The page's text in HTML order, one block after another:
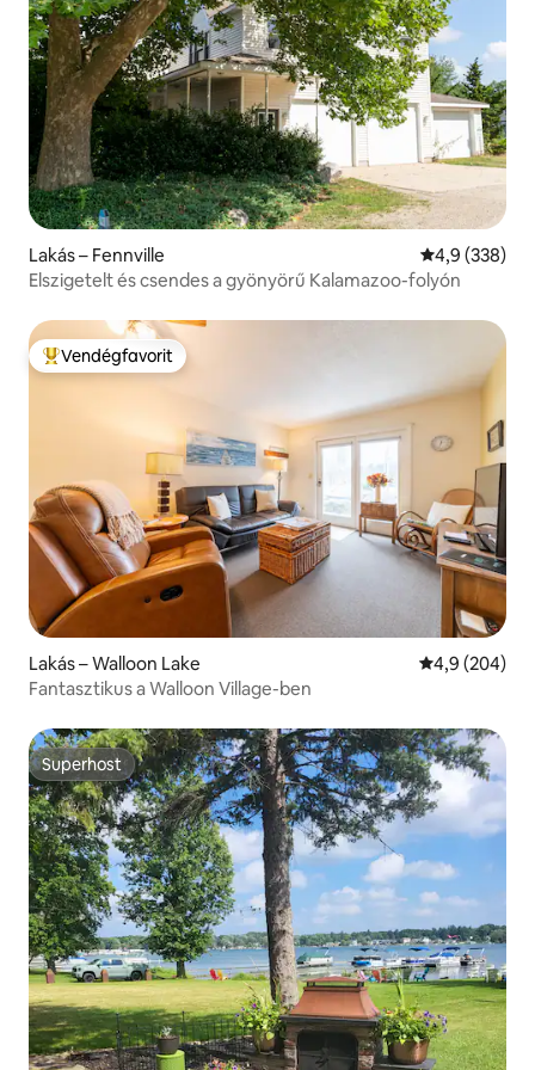
Lakás – Fennville Átlagos
4,9 (338)
Elszigetelt és csendes a gyönyörű Kalamazoo-folyón
Kiemelt vendégfavorit
Vendégfavorit
Lakás – Walloon Lake Átlagos
4,9 (204)
Fantasztikus a Walloon Village-ben
Superhost
Superhost